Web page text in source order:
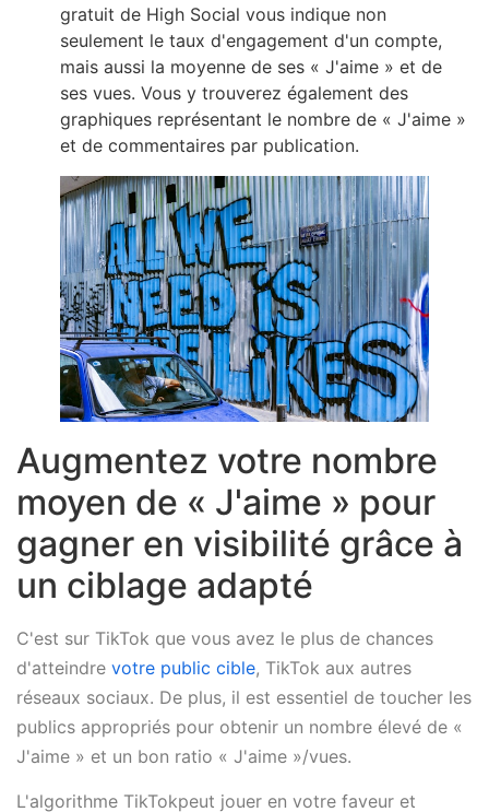
gratuit de High Social vous indique non
seulement le taux d'engagement d'un compte,
mais aussi la moyenne de ses « J'aime » et de
ses vues. Vous y trouverez également des
graphiques représentant le nombre de « J'aime »
et de commentaires par publication.
Augmentez votre nombre
moyen de « J'aime » pour
gagner en visibilité grâce à
un ciblage adapté
C'est sur TikTok que vous avez le plus de chances
d'atteindre votre public cible, TikTok aux autres
réseaux sociaux. De plus, il est essentiel de toucher les
publics appropriés pour obtenir un nombre élevé de «
J'aime » et un bon ratio « J'aime »/vues.
L'algorithme TikTokpeut jouer en votre faveur et